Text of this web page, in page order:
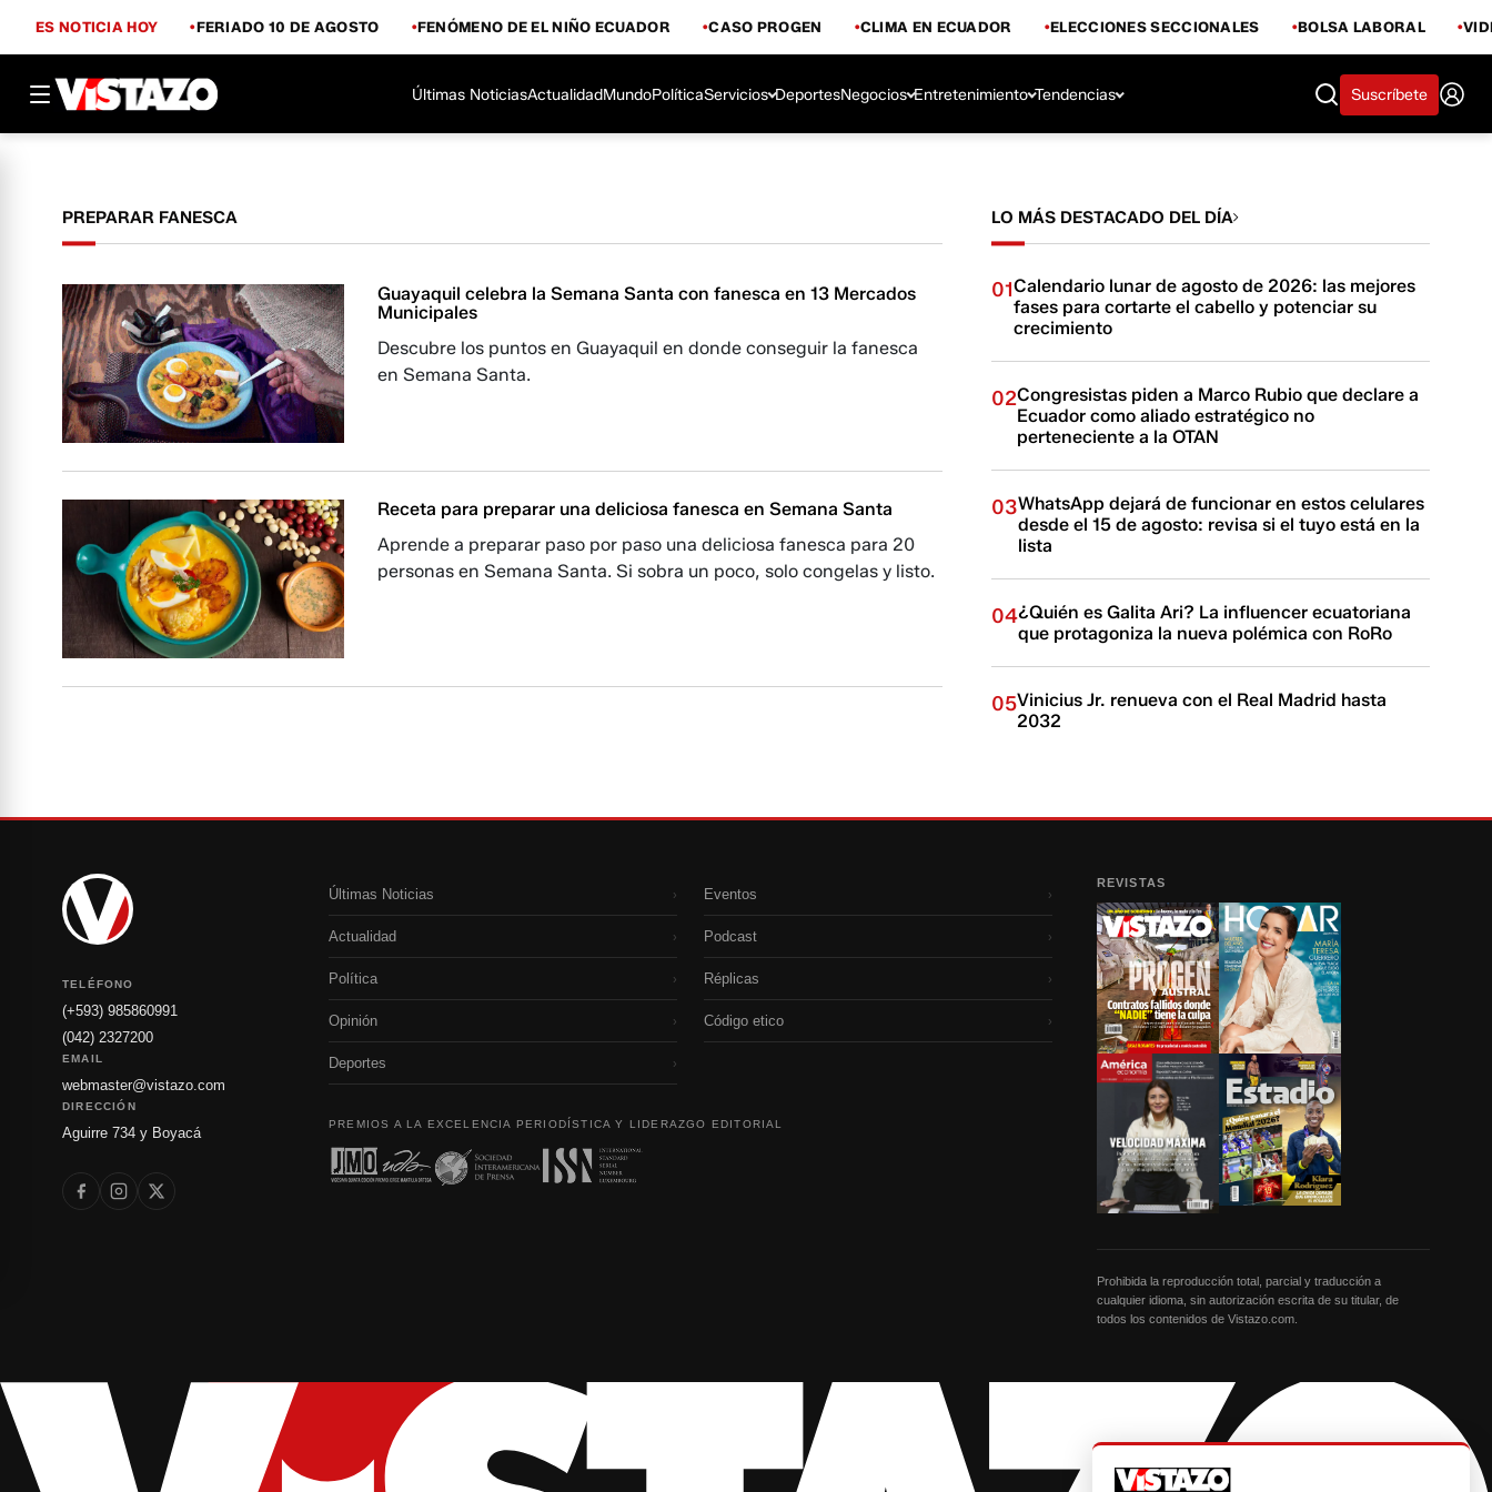
ES NOTICIA HOY FERIADO 10 DE AGOSTO FENÓMENO DE EL NIÑO ECUADOR CASO PROGEN CLIMA EN ECUADOR ELECCIONES SECCIONALES BOLSA LABORAL
Últimas NoticiasActualidadMundoPolíticaServicios DeportesNegocios Entretenimiento Tendencias Suscríbete
PREPARAR FANESCA
Guayaquil celebra la Semana Santa con fanesca en 13 Mercados
Municipales
Descubre los puntos en Guayaquil en donde conseguir la fanesca
en Semana Santa.
Receta para preparar una deliciosa fanesca en Semana Santa
Aprende a preparar paso por paso una deliciosa fanesca para 20
personas en Semana Santa. Si sobra un poco, solo congelas y listo.
LO MÁS DESTACADO DEL DÍA
01Calendario lunar de agosto de 2026: las mejores
fases para cortarte el cabello y potenciar su
crecimiento
02Congresistas piden a Marco Rubio que declare a
Ecuador como aliado estratégico no
perteneciente a la OTAN
03WhatsApp dejará de funcionar en estos celulares
desde el 15 de agosto: revisa si el tuyo está en la
lista
04¿Quién es Galita Ari? La influencer ecuatoriana
que protagoniza la nueva polémica con RoRo
05Vinicius Jr. renueva con el Real Madrid hasta
2032
TELÉFONO
(+593) 985860991
(042) 2327200
EMAIL
webmaster@vistazo.com
DIRECCIÓN
Aguirre 734 y Boyacá
Últimas Noticias ›
Actualidad ›
Política ›
Opinión ›
Deportes ›
Eventos ›
Podcast ›
Réplicas ›
Código etico ›
PREMIOS A LA EXCELENCIA PERIODÍSTICA Y LIDERAZGO EDITORIAL
REVISTAS
Prohibida la reproducción total, parcial y traducción a
cualquier idioma, sin autorización escrita de su titular, de
todos los contenidos de Vistazo.com.